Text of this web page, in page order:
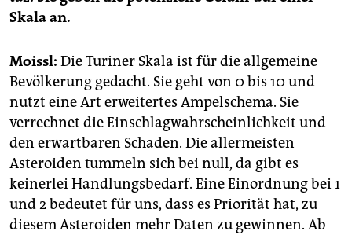
Skala an.
Moissl: Die Turiner Skala ist für die allgemeine
Bevölkerung gedacht. Sie geht von 0 bis 10 und
nutzt eine Art erweitertes Ampelschema. Sie
verrechnet die Einschlagwahrscheinlichkeit und
den erwartbaren Schaden. Die allermeisten
Asteroiden tummeln sich bei null, da gibt es
keinerlei Handlungsbedarf. Eine Einordnung bei 1
und 2 bedeutet für uns, dass es Priorität hat, zu
diesem Asteroiden mehr Daten zu gewinnen. Ab